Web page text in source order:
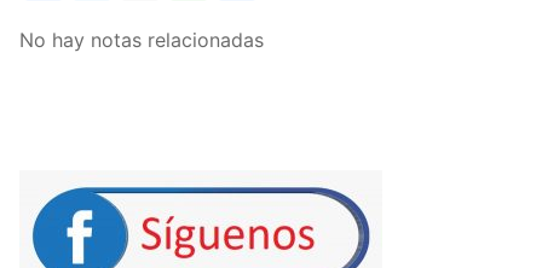
No hay notas relacionadas